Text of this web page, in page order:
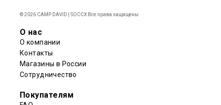
© 2026 CAMP DAVID | SOCCX Все права защищены
О нас
О компании
Контакты
Магазины в России
Сотрудничество
Покупателям